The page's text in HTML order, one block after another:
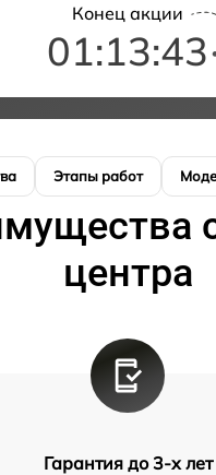
Конец акции
01:13:42
Этапы работ
центра
Гарантия до 3-х лет